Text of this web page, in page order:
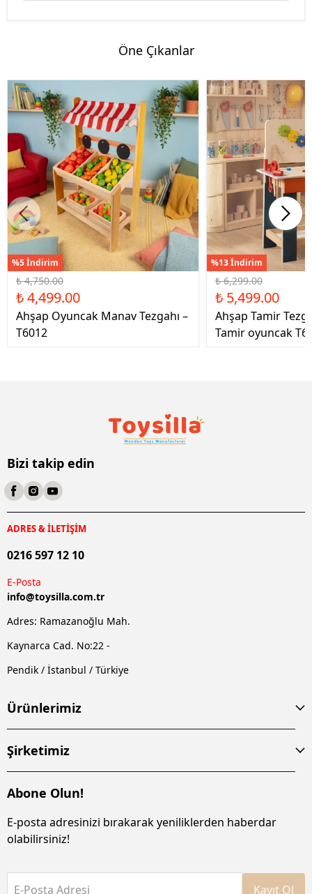
Öne Çıkanlar
%5 İndirim
₺ 4,750.00
₺ 4,499.00
Ahşap Oyuncak Manav Tezgahı –
T6012
%13 İndirim
₺ 6,299.00
₺ 5,499.00
Ahşap Tamir
Tamir oyuncak
Bizi takip edin
ADRES & İLETİŞİM
0216 597 12 10
E-Posta
info@toysilla.com.tr
Adres: Ramazanoğlu Mah.
Kaynarca Cad. No:22 -
Pendik / İstanbul / Türkiye
Ürünlerimiz
Şirketimiz
Abone Olun!
E-posta adresinizi bırakarak yeniliklerden haberdar
olabilirsiniz!
E-Posta Adresi Kayıt Ol